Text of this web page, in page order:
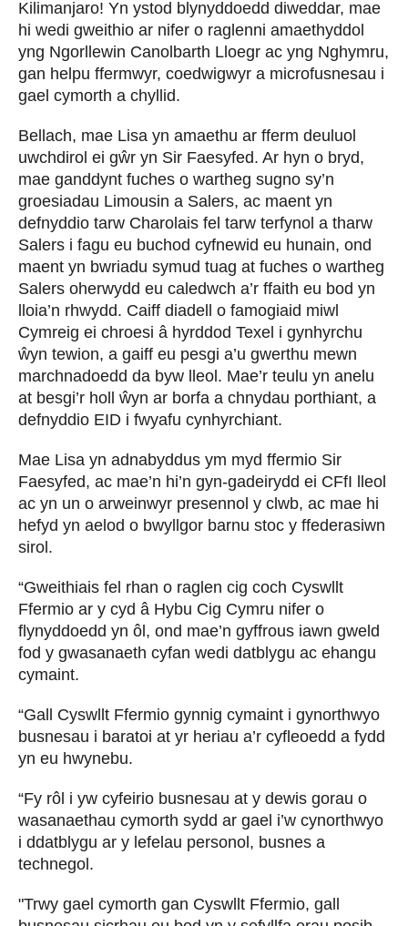
Kilimanjaro! Yn ystod blynyddoedd diweddar, mae
hi wedi gweithio ar nifer o raglenni amaethyddol
yng Ngorllewin Canolbarth Lloegr ac yng Nghymru,
gan helpu ffermwyr, coedwigwyr a microfusnesau i
gael cymorth a chyllid.
Bellach, mae Lisa yn amaethu ar fferm deuluol
uwchdirol ei gŵr yn Sir Faesyfed. Ar hyn o bryd,
mae ganddynt fuches o wartheg sugno sy’n
groesiadau Limousin a Salers, ac maent yn
defnyddio tarw Charolais fel tarw terfynol a tharw
Salers i fagu eu buchod cyfnewid eu hunain, ond
maent yn bwriadu symud tuag at fuches o wartheg
Salers oherwydd eu caledwch a’r ffaith eu bod yn
lloia’n rhwydd. Caiff diadell o famogiaid miwl
Cymreig ei chroesi â hyrddod Texel i gynhyrchu
ŵyn tewion, a gaiff eu pesgi a’u gwerthu mewn
marchnadoedd da byw lleol. Mae’r teulu yn anelu
at besgi’r holl ŵyn ar borfa a chnydau porthiant, a
defnyddio EID i fwyafu cynhyrchiant.
Mae Lisa yn adnabyddus ym myd ffermio Sir
Faesyfed, ac mae’n hi’n gyn-gadeirydd ei CFfI lleol
ac yn un o arweinwyr presennol y clwb, ac mae hi
hefyd yn aelod o bwyllgor barnu stoc y ffederasiwn
sirol.
“Gweithiais fel rhan o raglen cig coch Cyswllt
Ffermio ar y cyd â Hybu Cig Cymru nifer o
flynyddoedd yn ôl, ond mae’n gyffrous iawn gweld
fod y gwasanaeth cyfan wedi datblygu ac ehangu
cymaint.
“Gall Cyswllt Ffermio gynnig cymaint i gynorthwyo
busnesau i baratoi at yr heriau a’r cyfleoedd a fydd
yn eu hwynebu.
“Fy rôl i yw cyfeirio busnesau at y dewis gorau o
wasanaethau cymorth sydd ar gael i’w cynorthwyo
i ddatblygu ar y lefelau personol, busnes a
technegol.
"Trwy gael cymorth gan Cyswllt Ffermio, gall